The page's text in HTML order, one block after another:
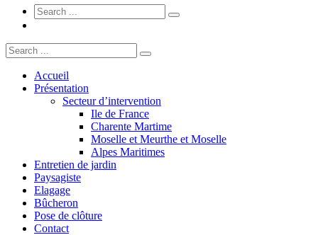
Accueil
Présentation
Secteur d’intervention
Ile de France
Charente Martime
Moselle et Meurthe et Moselle
Alpes Maritimes
Entretien de jardin
Paysagiste
Elagage
Bûcheron
Pose de clôture
Contact